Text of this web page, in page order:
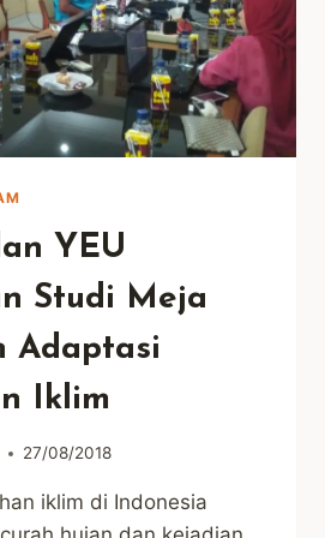
YEU
Studi Meja
Adaptasi
Iklim
27/08/2018
iklim di Indonesia